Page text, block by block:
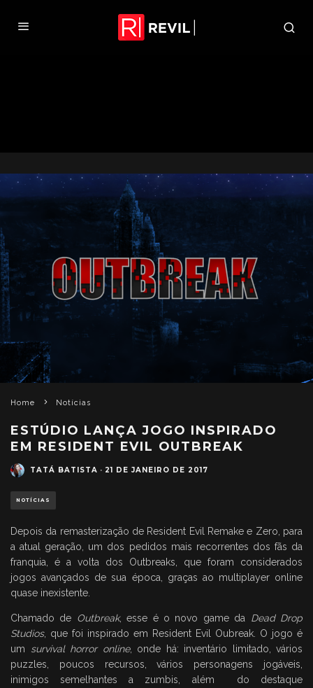
Home Notícias
ESTÚDIO LANÇA JOGO INSPIRADO
EM RESIDENT EVIL OUTBREAK
TATÁ BATISTA · 21 DE JANEIRO DE 2017
NOTÍCIAS
Depois da remasterização de Resident Evil Remake e Zero, para
a atual geração, um dos pedidos mais recorrentes dos fãs da
franquia, é a volta dos Outbreaks, que foram considerados
jogos avançados de sua época, graças ao multiplayer online
quase inexistente.
Chamado de Outbreak, esse é o novo game da Dead Drop
Studios, que foi inspirado em Resident Evil Oubreak. O jogo é
um survival horror online, onde há: inventário limitado, vários
puzzles, poucos recursos, vários personagens jogáveis,
inimigos semelhantes a zumbis, além do destaque